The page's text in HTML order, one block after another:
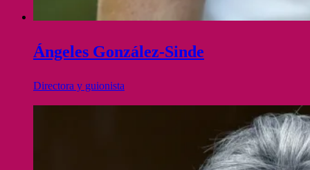
Ángeles González-Sinde
Directora y guionista